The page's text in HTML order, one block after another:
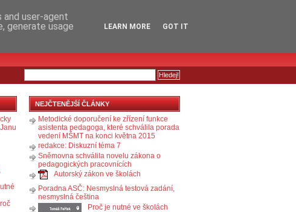
NEJČTENĚJŠÍ ČLÁNKY
Metodické doporučení ke zřízení funkce
asistenta pedagoga, které schválila porada
vedení MŠMT na konci května 2015
redakce: Diskuzní téma 7
Sněmovna schválila novelu zákona o
pedagogických pracovnících
Autorský zákon ve školách
Poradna ASČ: Nesmyslná testová zadání,
nesmyslná čeština
Proč je nutné ve školách
user-agent
generate usage
LEARN MORE GOT IT